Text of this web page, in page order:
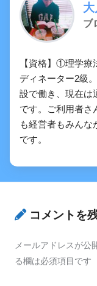
【
ブ
【資格】①理学
ディネーター2級
設で働き、現在は
です。ご利用者さ
も経営者もみんな
です。
コメントを
メールアドレスが公
る欄は必須項目です